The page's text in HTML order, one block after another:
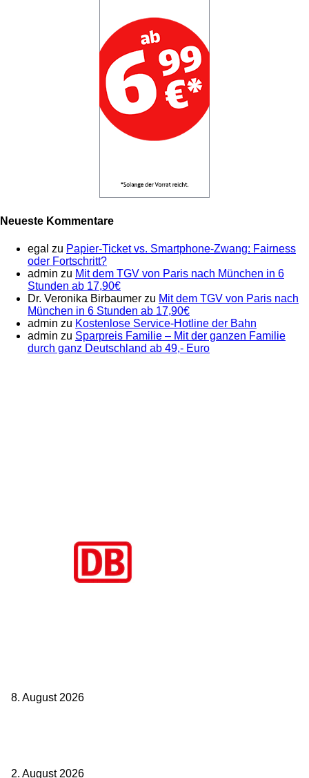
Neueste Kommentare
egal zu Papier-Ticket vs. Smartphone-Zwang: Fairness
oder Fortschritt?
admin zu Mit dem TGV von Paris nach München in 6
Stunden ab 17,90€
Dr. Veronika Birbaumer zu Mit dem TGV von Paris nach
München in 6 Stunden ab 17,90€
admin zu Kostenlose Service-Hotline der Bahn
admin zu Sparpreis Familie – Mit der ganzen Familie
durch ganz Deutschland ab 49,- Euro
8. August 2026
2. August 2026